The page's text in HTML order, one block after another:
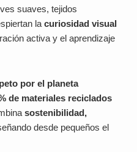
suaves, tejidos
la curiosidad visual
activa y el aprendizaje
por el planeta
de materiales reciclados
sostenibilidad,
desde pequeños el